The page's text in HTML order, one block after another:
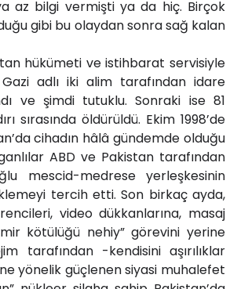
az bilgi vermişti ya da hiç. Birçok
gibi bu olaydan sonra sağ kalan
hükümeti ve istihbarat servisiyle
adlı iki alim tarafından idare
ve şimdi tutuklu. Sonraki ise 81
sırasında öldürüldü. Ekim 1998’de
cihadın hâlâ gündemde olduğu
ABD ve Pakistan tarafından
mescid-medrese yerleşkesinin
tercih etti. Son birkaç ayda,
video dükkanlarına, masaj
kötülüğü nehiy” görevini yerine
tarafından -kendisini aşırılıklar
yönelik güçlenen siyasi muhalefet